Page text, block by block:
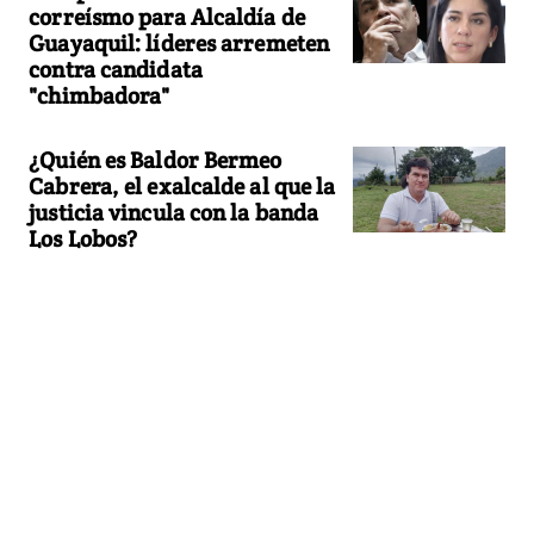
correísmo para Alcaldía de
Guayaquil: líderes arremeten
contra candidata
"chimbadora"
¿Quién es Baldor Bermeo
Cabrera, el exalcalde al que la
justicia vincula con la banda
Los Lobos?